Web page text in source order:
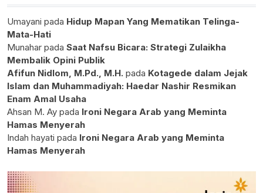
Umayani pada Hidup Mapan Yang Mematikan Telinga-
Mata-Hati
Munahar pada Saat Nafsu Bicara: Strategi Zulaikha
Membalik Opini Publik
Afifun Nidlom, M.Pd., M.H. pada Kotagede dalam Jejak
Islam dan Muhammadiyah: Haedar Nashir Resmikan
Enam Amal Usaha
Ahsan M. Ay pada Ironi Negara Arab yang Meminta
Hamas Menyerah
Indah hayati pada Ironi Negara Arab yang Meminta
Hamas Menyerah